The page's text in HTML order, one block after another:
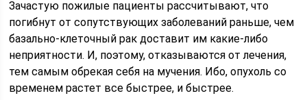
Зачастую пожилые пациенты рассчитывают, что
погибнут от сопутствующих заболеваний раньше, чем
базально-клеточный рак доставит им какие-либо
неприятности. И, поэтому, отказываются от лечения,
тем самым обрекая себя на мучения. Ибо, опухоль со
временем растет все быстрее, и быстрее.